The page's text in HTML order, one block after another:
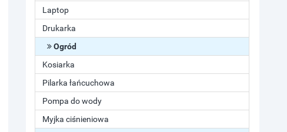
Laptop
Drukarka
Ogród
Kosiarka
Pilarka łańcuchowa
Pompa do wody
Myjka ciśnieniowa